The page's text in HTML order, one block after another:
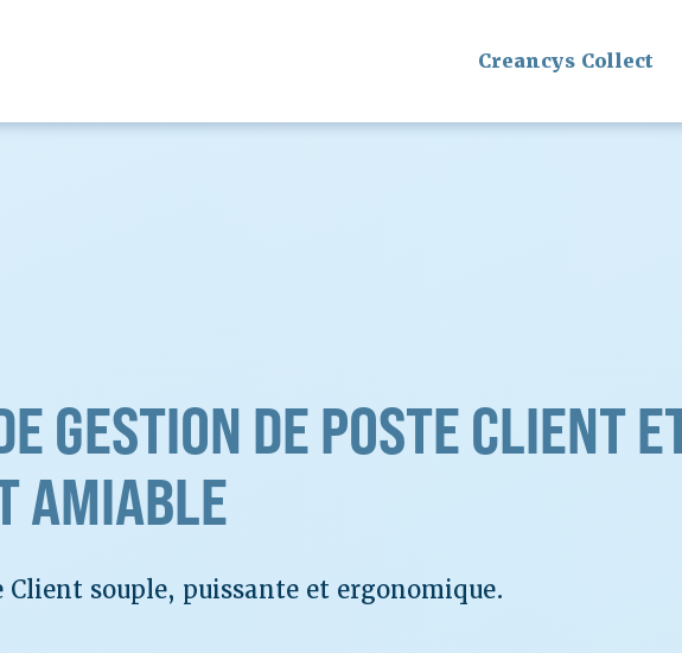
Creancys Collect
GESTION DE POSTE CLIENT
AMIABLE
Client souple, puissante et ergonomique.